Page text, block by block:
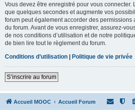
Vous devez être enregistré pour vous connecter.
que quelques secondes et augmente vos
forum peut également accorder des
du forum. Avant de vous enregistrer, assurez-
de nos conditions d’utilisation et de notre
de bien lire tout le règlement du forum.
Conditions d’utilisation | Politique de vie privée
S’inscrire au forum
Accueil MOOC Accueil Forum